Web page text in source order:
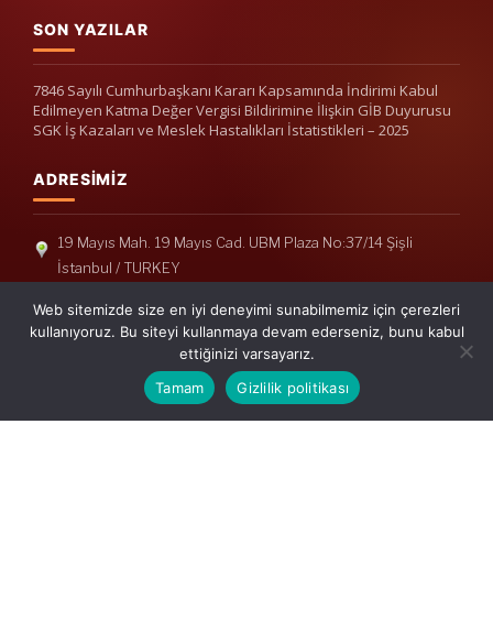
SON YAZILAR
7846 Sayılı Cumhurbaşkanı Kararı Kapsamında İndirimi Kabul
Edilmeyen Katma Değer Vergisi Bildirimine İlişkin GİB Duyurusu
SGK İş Kazaları ve Meslek Hastalıkları İstatistikleri – 2025
ADRESIMIZ
19 Mayıs Mah. 19 Mayıs Cad. UBM Plaza No:37/14 Şişli
İstanbul / TURKEY
Telefon: +90(212) 240 33 39
Telefon: +90(212) 248 19 36
info@erisymm.com
Web sitemizde size en iyi deneyimi sunabilmemiz için çerezleri
kullanıyoruz. Bu siteyi kullanmaya devam ederseniz, bunu kabul
ettiğinizi varsayarız.
Tamam
Gizlilik politikası